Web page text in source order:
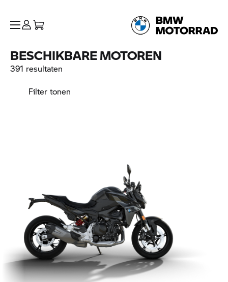
BESCHIKBARE MOTOREN
391 resultaten
Filter tonen